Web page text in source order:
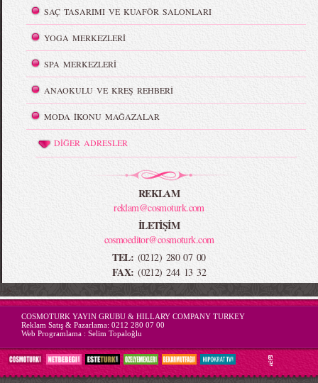
SAÇ TASARIMI VE KUAFÖR SALONLARI
YOGA MERKEZLERİ
SPA MERKEZLERİ
ANAOKULU VE KREŞ REHBERİ
MODA İKONU MAĞAZALAR
DİĞER ADRESLER
REKLAM
reklam@cosmoturk.com
İLETİŞİM
cosmoeditor@cosmoturk.com
TEL: (0212) 280 07 00
FAX: (0212) 244 13 32
-->
COSMOTURK YAYIN GRUBU & HILLARY COMPANY TURKEY
Reklam Satış & Pazarlama: 0212 280 07 00
Web Programlama : Selim Topaloğlu